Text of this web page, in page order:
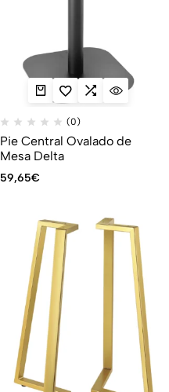
(0)
Pie Central Ovalado de
Mesa Delta
59,65€